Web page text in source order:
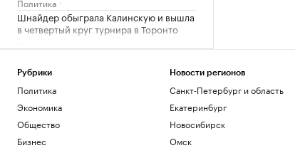
Шнайдер обыграла Калинскую и вышла
в четвертый круг турнира в Торонто
одного туриста из России
Общество
после мощного циклона
Общество
Рубрики
Политика
Экономика
Общество
Бизнес
Новости регионов
Санкт-Петербург и область
Екатеринбург
Новосибирск
Омск